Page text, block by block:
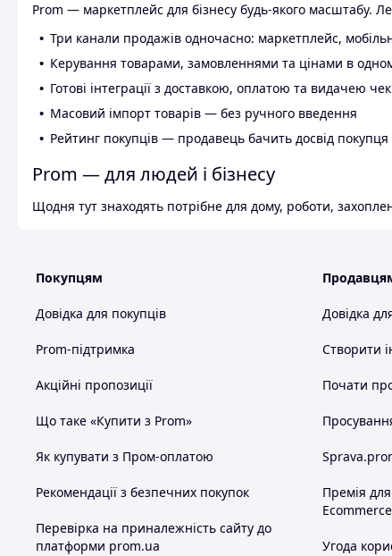
Prom — маркетплейс для бізнесу будь-якого масштабу.
Три канали продажів одночасно: маркетплейс,
Керування товарами, замовленнями та цінами в
Готові інтеграції з доставкою, оплатою та видачею
Масовий імпорт товарів — без ручного введення
Рейтинг покупців — продавець бачить досвід
Prom — для людей і бізнесу
Щодня тут знаходять потрібне для дому, роботи,
Покупцям
Довідка для покупців
Prom-підтримка
Акційні пропозиції
Що таке «Купити з Prom»
Як купувати з Пром-оплатою
Рекомендації з безпечних покупок
Перевірка на приналежність сайту до
платформи prom.ua
Довідка
Створити
Почати
Премія
Угода